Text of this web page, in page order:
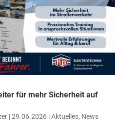
für mehr Sicherheit auf
|29.06.2026 |Aktuelles, News